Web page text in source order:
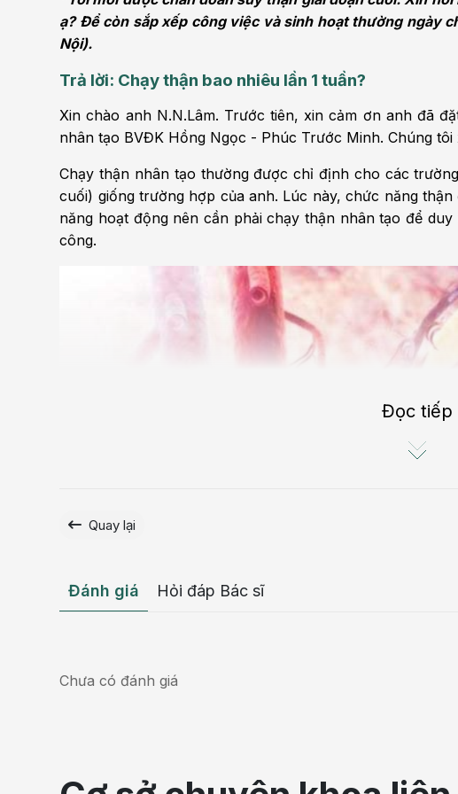
Bệnh học
Thẩm mỹ
Tiêu hóa - Gan - Mật
Nội Tiết
Cấp cứu - Hồi sức tích
cực
Ung bướu
Vật lý trị liệu -
chức năng
Chấn thương
ạ? Để còn sắp xếp công việc và sinh hoạt thường ngày
Nội).
Trả lời: Chạy thận bao nhiêu lần 1 tuần?
Xin chào anh N.N.Lâm. Trước tiên, xin cảm ơn anh đã
nhân tạo BVĐK Hồng Ngọc - Phúc Trước Minh. Chúng
Chạy thận nhân tạo thường được chỉ định cho các
cuối) giống trường hợp của anh. Lúc này, chức năng
năng hoạt động nên cần phải chạy thận nhân tạo để
công.
Đọc tiếp
Quay lại
Đánh giá Hỏi đáp Bác sĩ
Chưa có đánh giá